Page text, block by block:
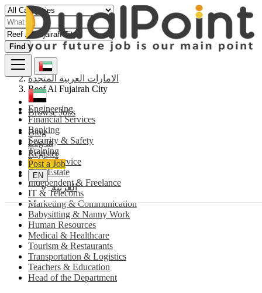
Browse Jobs
Blog
Log In
Register
Post a Job
EN
العربية
Find
الامارات العربية المتحدة
Reef Al Fujairah City
Engineering
Financial Services
Banking
Security & Safety
Training
Public Service
Real Estate
Independent & Freelance
IT & Telecoms
Marketing & Communication
Babysitting & Nanny Work
Human Resources
Medical & Healthcare
Tourism & Restaurants
Transportation & Logistics
Teachers & Education
Head of the Department